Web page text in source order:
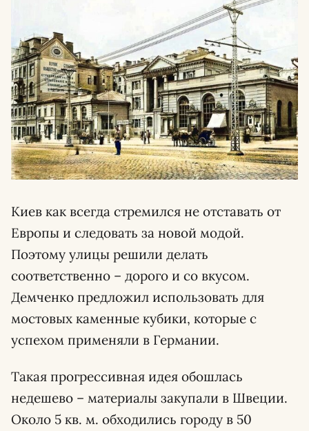
Киев как всегда стремился не отставать от
Европы и следовать за новой модой.
Поэтому улицы решили делать
соответственно – дорого и со вкусом.
Демченко предложил использовать для
мостовых каменные кубики, которые с
успехом применяли в Германии.
Такая прогрессивная идея обошлась
недешево – материалы закупали в Швеции.
Около 5 кв. м. обходились городу в 50